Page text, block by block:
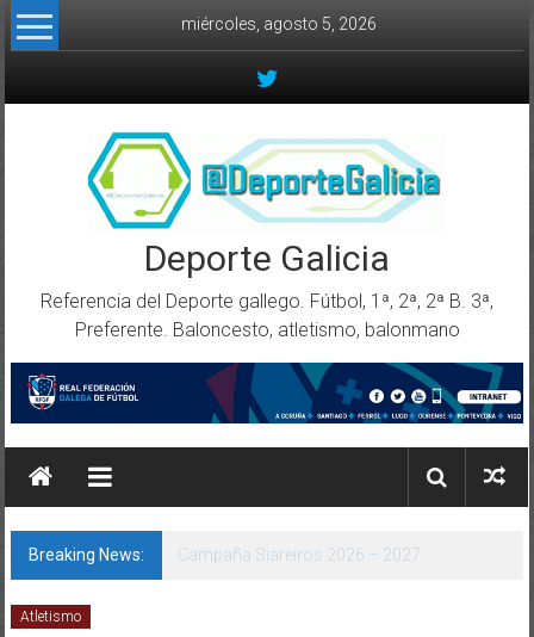
Skip to content
miércoles, agosto 5, 2026
Deporte Galicia
Referencia del Deporte gallego. Fútbol, 1ª, 2ª, 2ª B. 3ª,
Preferente. Baloncesto, atletismo, balonmano
Breaking News: Campaña Siareiros 2026 – 2027
Atletismo